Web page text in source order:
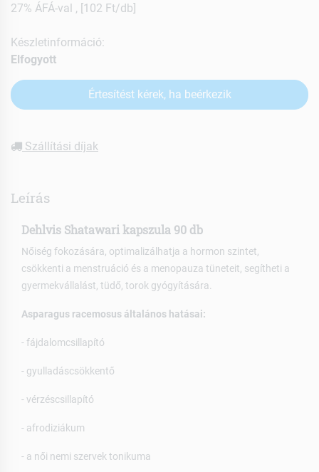
27% ÁFÁ-val , [102 Ft/db]
Készletinformáció:
Elfogyott
Értesítést kérek, ha beérkezik
Szállítási díjak
Leírás
Dehlvis Shatawari kapszula 90 db
Nőiség fokozására, optimalizálhatja a hormon szintet,
csökkenti a menstruáció és a menopauza tüneteit, segítheti a
gyermekvállalást, tüdő, torok gyógyítására.
Asparagus racemosus általános hatásai:
- fájdalomcsillapító
- gyulladáscsökkentő
- vérzéscsillapító
- afrodiziákum
- a női nemi szervek tonikuma